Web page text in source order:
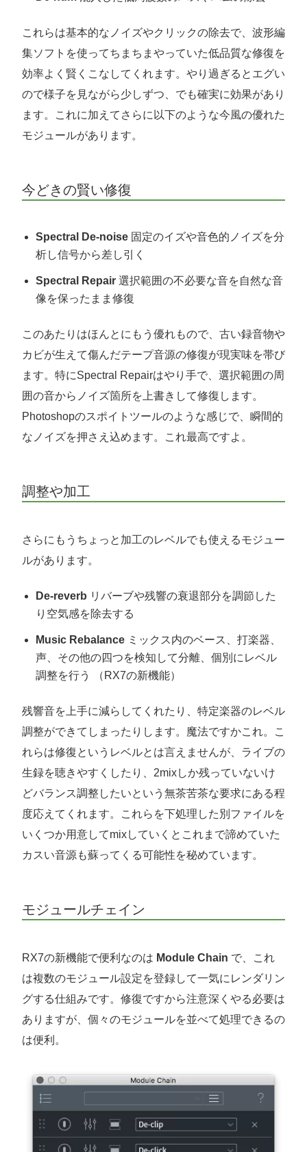
これらは基本的なノイズやクリックの除去で、波形編
集ソフトを使ってちまちまやっていた低品質な修復を
効率よく賢くこなしてくれます。やり過ぎるとエグい
ので様子を見ながら少しずつ、でも確実に効果があり
ます。これに加えてさらに以下のような今風の優れた
モジュールがあります。
今どきの賢い修復
Spectral De-noise 固定のイズや音色的ノイズを分
析し信号から差し引く
Spectral Repair 選択範囲の不必要な音を自然な音
像を保ったまま修復
このあたりはほんとにもう優れもので、古い録音物や
カビが生えて傷んだテープ音源の修復が現実味を帯び
ます。特にSpectral Repairはやり手で、選択範囲の周
囲の音からノイズ箇所を上書きして修復します。
Photoshopのスポイトツールのような感じで、瞬間的
なノイズを押さえ込めます。これ最高ですよ。
調整や加工
さらにもうちょっと加工のレベルでも使えるモジュー
ルがあります。
De-reverb リバーブや残響の衰退部分を調節した
り空気感を除去する
Music Rebalance ミックス内のベース、打楽器、
声、その他の四つを検知して分離、個別にレベル
調整を行う （RX7の新機能）
残響音を上手に減らしてくれたり、特定楽器のレベル
調整ができてしまったりします。魔法ですかこれ。こ
れらは修復というレベルとは言えませんが、ライブの
生録を聴きやすくしたり、2mixしか残っていないけ
どバランス調整したいという無茶苦茶な要求にある程
度応えてくれます。これらを下処理した別ファイルを
いくつか用意してmixしていくとこれまで諦めていた
カスい音源も蘇ってくる可能性を秘めています。
モジュールチェイン
RX7の新機能で便利なのは Module Chain で、これ
は複数のモジュール設定を登録して一気にレンダリン
グする仕組みです。修復ですから注意深くやる必要は
ありますが、個々のモジュールを並べて処理できるの
は便利。